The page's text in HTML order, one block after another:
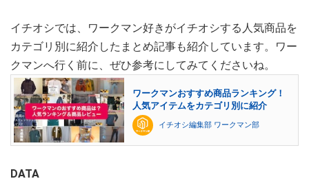
イチオシでは、ワークマン好きがイチオシする人気商品を
カテゴリ別に紹介したまとめ記事も紹介しています。ワー
クマンへ行く前に、ぜひ参考にしてみてくださいね。
ワークマンおすすめ商品ランキング！
人気アイテムをカテゴリ別に紹介
イチオシ編集部 ワークマン部
DATA